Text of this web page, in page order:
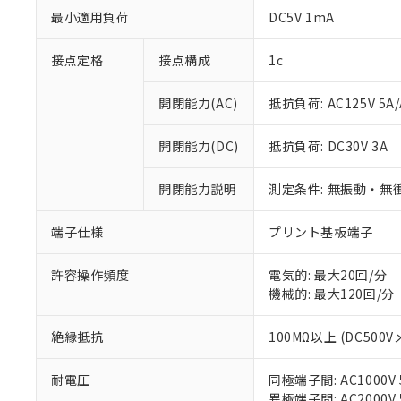
最小適用負荷 DC5V 1mA
接点定格 接点構成 1c
開閉能力(AC) 抵抗負荷: AC125V
開閉能力(DC) 抵抗負荷: DC30V 3A
開閉能力説明 測定条件: 無振動・
端子仕様 プリント基板端子
許容操作頻度
電気的: 最大20回/分
機械的: 最大120回/分
絶縁抵抗 100MΩ以上 (DC500V
耐電圧
同極端子間:
ご利用条件
以下の条件をお読
本サービス
当社制御機
在庫状況お
のであり、
※1 対応状況
対応済み：EU
対応予定：EU
対応予定なし：
調査・確認中：
非該当品：ライセ
仕入先様の事情に
があります。
*EU RoHS指令（10物質
鉛(Pb) 1000ppm以下、
六価クロム(Cr(Ⅵ))
フタル酸ビス(2-エチル
ル（DBP） 1000ppm
但し、RoHS指令で産
フタル酸エステル類の
※1 中国
「○」：最大均質
「×」：最大均質
「－」：未確認で
*中国RoHS10物質の基
Cr(Ⅵ)(六価クロム) :
DBP(フタル酸ジブチル
当社は、こ
などの必要
当社は規制
ます。
記
説明
○ 一定数